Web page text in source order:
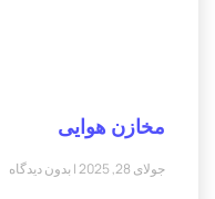
مخازن هوایی
جولای 28, 2025 بدون دیدگاه